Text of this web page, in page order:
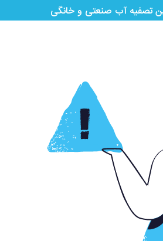
تصفیه آب صنعتی و خانگی